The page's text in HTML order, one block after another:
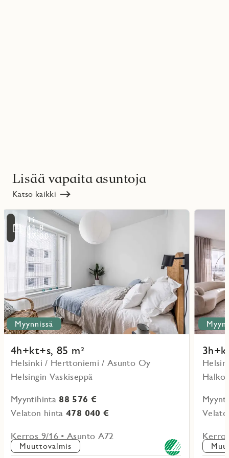
Lisää vapaita asuntoja
Katso kaikki
Myynnissä
4h+kt+s, 85 m²
Helsinki / Herttoniemi / Asunto Oy
Helsingin Vaskiseppä
Myyntihinta 88 576 €
Velaton hinta478 040 €
Kerros 9/16 • Asunto A72
Muuttovalmis
Ti
11.8
17:00
Lue
lisää
kohteesta
Lue
kohteesta